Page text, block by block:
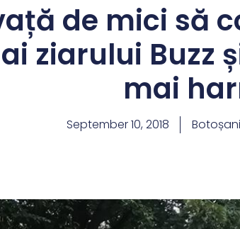
de mici să
ziarului Buzz
mai
September 10, 2018 Botoșani